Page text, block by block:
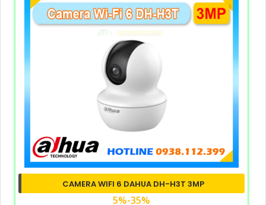
CAMERA WIFI 6 DAHUA DH-H3T 3MP
5%-35%